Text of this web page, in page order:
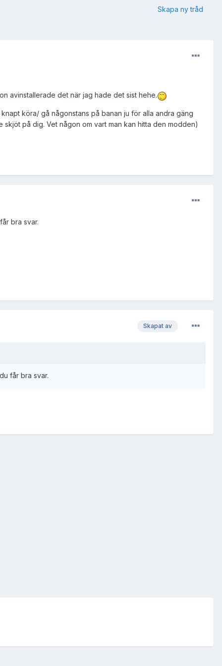
Skapa ny tråd
avinstallerade det när jag hade det sist hehe.
köra/ gå någonstans på banan ju för alla andra gäng
på dig. Vet någon om vart man kan hitta den modden)
bra svar.
Skapat av
får bra svar.